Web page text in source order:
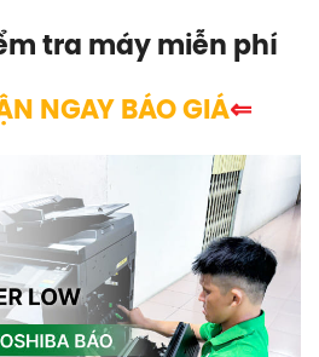
tra máy miễn phí
NGAY BÁO GIÁ⇐